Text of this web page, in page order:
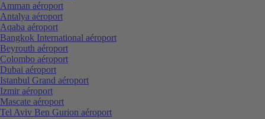
Amman aéroport
Antalya aéroport
Aqaba aéroport
Bangkok International aéroport
Beyrouth aéroport
Colombo aéroport
Dubai aéroport
Istanbul Grand aéroport
Izmir aéroport
Mascate aéroport
Tel Aviv Ben Gurion aéroport